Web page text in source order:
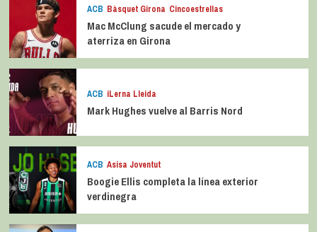
ACB Bàsquet Girona Cincoestrellas
Mac McClung sacude el mercado y
aterriza en Girona
ACB iLerna Lleida
Mark Hughes vuelve al Barris Nord
ACB Asisa Joventut
Boogie Ellis completa la línea exterior
verdinegra